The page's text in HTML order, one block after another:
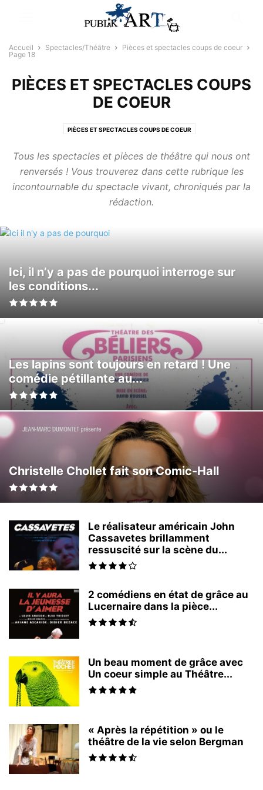
Accueil Spectacles/Théâtre
Pièces et spectacles coups de coeur
Page 18
PIÈCES ET SPECTACLES COUPS
DE COEUR
PIÈCES ET SPECTACLES COUPS DE COEUR
Tous les spectacles et pièces de théâtre qui nous ont
renversés ! Vous trouverez dans cette rubrique les
incontournable du spectacle vivant, chroniqués par la
rédaction.
Ici, il n’y a pas de pourquoi interroge sur
les conditions...
Les lapins sont toujours en retard ! Une
comédie pétillante au...
Christelle Chollet fait son Comic-Hall
Le réalisateur américain John
Cassavetes brillamment
ressuscité sur la scène du...
2 comédiens en état de grâce au
Lucernaire dans la pièce...
Un beau moment de grâce avec
Un coeur simple au Théâtre...
« Après la répétition » ou le
théâtre de la vie selon Bergman